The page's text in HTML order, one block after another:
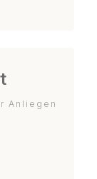
Anliegen